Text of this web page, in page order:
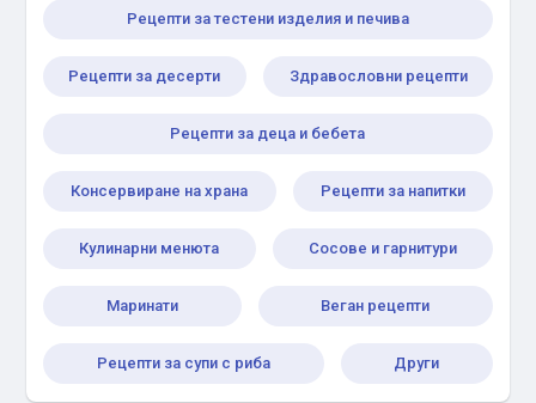
Рецепти за тестени изделия и печива
Рецепти за десерти Здравословни рецепти
Рецепти за деца и бебета
Консервиране на храна Рецепти за напитки
Кулинарни менюта Сосове и гарнитури
Маринати Веган рецепти
Рецепти за супи с риба Други